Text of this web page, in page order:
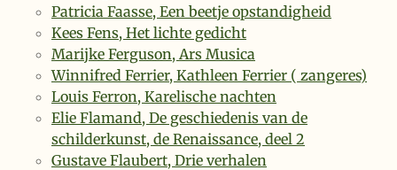
Patricia Faasse, Een beetje opstandigheid
Kees Fens, Het lichte gedicht
Marijke Ferguson, Ars Musica
Winnifred Ferrier, Kathleen Ferrier ( zangeres)
Louis Ferron, Karelische nachten
Elie Flamand, De geschiedenis van de
schilderkunst, de Renaissance, deel 2
Gustave Flaubert, Drie verhalen